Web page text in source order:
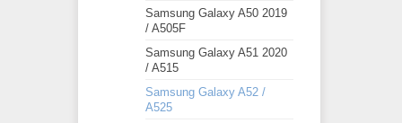
Samsung Galaxy A50 2019
/ A505F
Samsung Galaxy A51 2020
/ A515
Samsung Galaxy A52 /
A525